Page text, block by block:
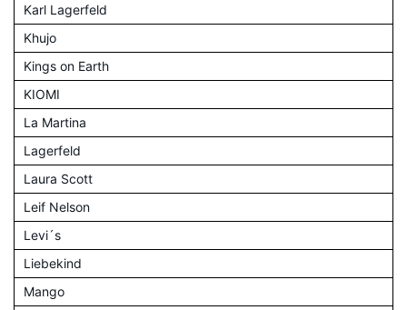
Karl Lagerfeld
Khujo
Kings on Earth
KIOMI
La Martina
Lagerfeld
Laura Scott
Leif Nelson
Levi´s
Liebekind
Mango